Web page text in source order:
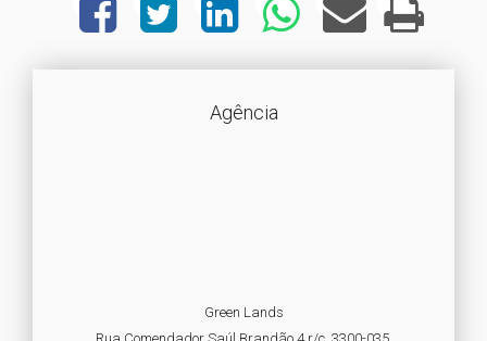
Agência
Green Lands